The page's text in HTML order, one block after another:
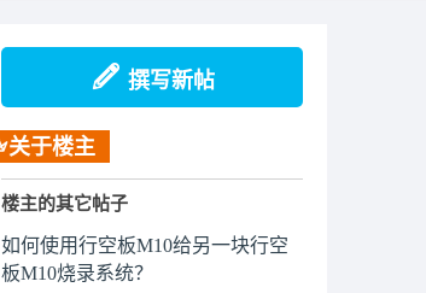
撰写新帖
关于楼主
楼主的其它帖子
如何使用行空板M10给另一块行空
板M10烧录系统？